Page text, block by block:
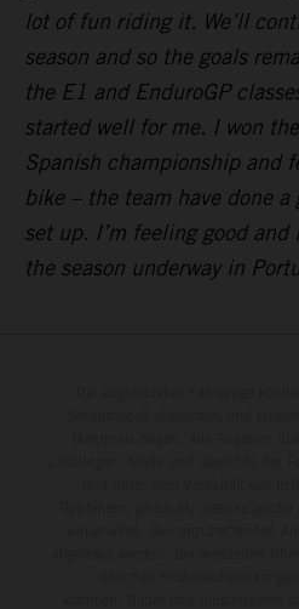
lot of fun riding it. We’ll
season and so the goals
the E1 and EnduroGP
started well for me. I won
Spanish championship and
bike – the team have done
set up. I’m feeling good and
the season underway in